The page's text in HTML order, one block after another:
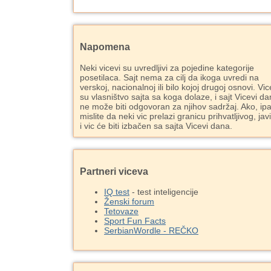
Napomena
Neki vicevi su uvredljivi za pojedine kategorije
posetilaca. Sajt nema za cilj da ikoga uvredi na
verskoj, nacionalnoj ili bilo kojoj drugoj osnovi.
su vlasništvo sajta sa koga dolaze, i sajt Vicevi
ne može biti odgovoran za njihov sadržaj. Ako,
mislite da neki vic prelazi granicu prihvatljivog,
i vic će biti izbačen sa sajta Vicevi dana.
Partneri viceva
IQ test - test inteligencije
Ženski forum
Tetovaze
Sport Fun Facts
SerbianWordle - REČKO